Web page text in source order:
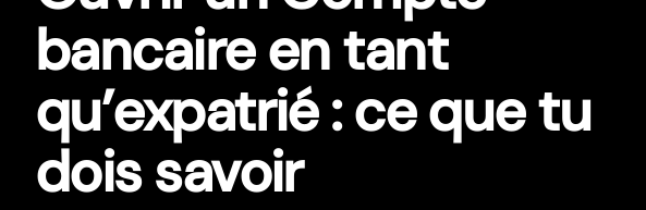
bancaire en tant
qu’expatrié : ce que tu
dois savoir